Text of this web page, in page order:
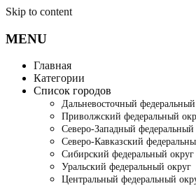
Skip to content
MENU
Главная
Категории
Список городов
Дальневосточный
Приволжский федеральный
Северо-Западный федеральный
Северо-Кавказский
Сибирский федеральный округ
Уральский федеральный округ
Центральный федеральный